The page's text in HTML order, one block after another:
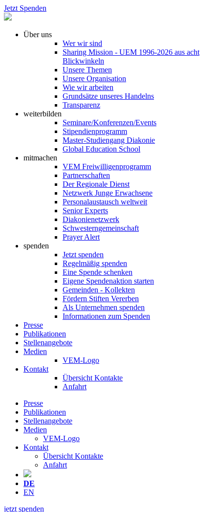
Jetzt Spenden
Über uns
Wer wir sind
Sharing Mission - UEM 1996-2026 aus acht
Blickwinkeln
Unsere Themen
Unsere Organisation
Wie wir arbeiten
Grundsätze unseres Handelns
Transparenz
weiterbilden
Seminare/Konferenzen/Events
Stipendienprogramm
Master-Studiengang Diakonie
Global Education School
mitmachen
VEM Freiwilligenprogramm
Partnerschaften
Der Regionale Dienst
Netzwerk Junge Erwachsene
Personalaustausch weltweit
Senior Experts
Diakonienetzwerk
Schwesterngemeinschaft
Prayer Alert
spenden
Jetzt spenden
Regelmäßig spenden
Eine Spende schenken
Eigene Spendenaktion starten
Gemeinden - Kollekten
Fördern Stiften Vererben
Als Unternehmen spenden
Informationen zum Spenden
Presse
Publikationen
Stellenangebote
Medien
VEM-Logo
Kontakt
Übersicht Kontakte
Anfahrt
Presse
Publikationen
Stellenangebote
Medien
VEM-Logo
Kontakt
Übersicht Kontakte
Anfahrt
DE
EN
jetzt spenden